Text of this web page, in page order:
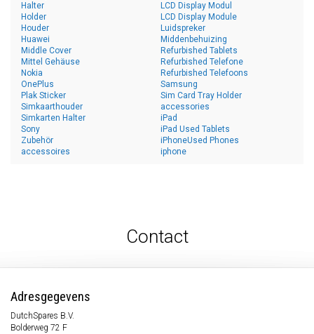
Halter
Holder
Houder
Huawei
LCD Display Modul
LCD Display Module
Luidspreker
Middenbehuizing
Middle Cover
Mittel Gehäuse
Nokia
OnePlus
Plak Sticker
Refurbished Tablets
Refurbished Telefone
Refurbished Telefoons
Samsung
Sim Card Tray Holder
Simkaarthouder
Simkarten Halter
Sony
Zubehör
accessoires
accessories
iPad
iPad Used Tablets
iPhoneUsed Phones
iphone
Contact
Adresgegevens
DutchSpares B.V.
Bolderweg 72 F